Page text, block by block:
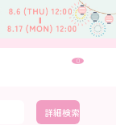
0
詳細検索